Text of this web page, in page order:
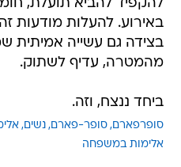
להקפיד להביא תועלת,
באירוע. להעלות מודעות
בצידה גם עשייה אמיתית
מהמטרה, עדיף לשתוק.
ביחד ננצח, וזה.
סופרפארם סופר-פארם נשים
אלימות במשפחה